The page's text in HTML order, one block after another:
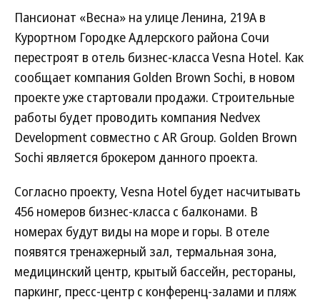
Пансионат «Весна» на улице Ленина, 219А в
Курортном Городке Адлерского района Сочи
перестроят в отель бизнес-класса Vesna Hotel. Как
сообщает компания Golden Brown Sochi, в новом
проекте уже стартовали продажи. Строительные
работы будет проводить компания Nedvex
Development совместно с AR Group. Golden Brown
Sochi является брокером данного проекта.
Согласно проекту, Vesna Hotel будет насчитывать
456 номеров бизнес-класса с балконами. В
номерах будут виды на море и горы. В отеле
появятся тренажерный зал, термальная зона,
медицинский центр, крытый бассейн, рестораны,
паркинг, пресс-центр с конференц-залами и пляж